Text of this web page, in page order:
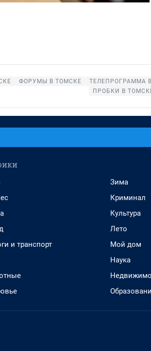
ФОРУМЫ В ТОМСКЕ ТЕЛЕПРОГРАММА
ПРОБКИ В
и транспорт
Зима
Криминал
Культура
Лето
Мой дом
Наука